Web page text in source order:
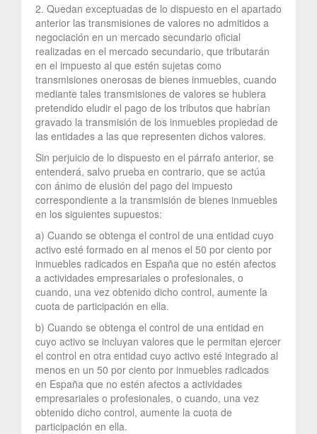
2. Quedan exceptuadas de lo dispuesto en el apartado
anterior las transmisiones de valores no admitidos a
negociación en un mercado secundario oficial
realizadas en el mercado secundario, que tributarán
en el impuesto al que estén sujetas como
transmisiones onerosas de bienes inmuebles, cuando
mediante tales transmisiones de valores se hubiera
pretendido eludir el pago de los tributos que habrían
gravado la transmisión de los inmuebles propiedad de
las entidades a las que representen dichos valores.
Sin perjuicio de lo dispuesto en el párrafo anterior, se
entenderá, salvo prueba en contrario, que se actúa
con ánimo de elusión del pago del impuesto
correspondiente a la transmisión de bienes inmuebles
en los siguientes supuestos:
a) Cuando se obtenga el control de una entidad cuyo
activo esté formado en al menos el 50 por ciento por
inmuebles radicados en España que no estén afectos
a actividades empresariales o profesionales, o
cuando, una vez obtenido dicho control, aumente la
cuota de participación en ella.
b) Cuando se obtenga el control de una entidad en
cuyo activo se incluyan valores que le permitan ejercer
el control en otra entidad cuyo activo esté integrado al
menos en un 50 por ciento por inmuebles radicados
en España que no estén afectos a actividades
empresariales o profesionales, o cuando, una vez
obtenido dicho control, aumente la cuota de
participación en ella.